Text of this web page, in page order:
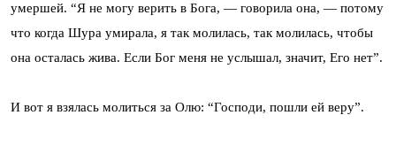
умершей. “Я не могу верить в Бога, — говорила она, — потому
что когда Шура умирала, я так молилась, так молилась, чтобы
она осталась жива. Если Бог меня не услышал, значит, Его нет”.
И вот я взялась молиться за Олю: “Господи, пошли ей веру”.